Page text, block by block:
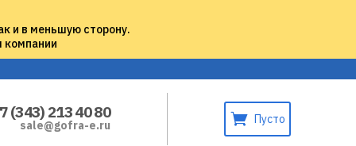
и в меньшую сторону.
компании
(343) 213 40 80
sale@gofra-e.ru Пусто